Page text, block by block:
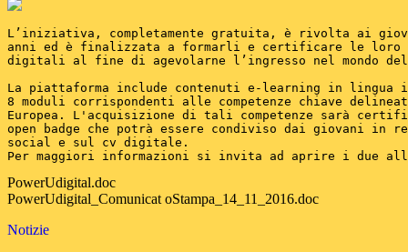
L’iniziativa, completamente gratuita, è rivolta ai
anni ed è finalizzata a formarli e certificare le loro
digitali al fine di agevolarne l’ingresso nel mondo
La piattaforma include contenuti e-learning in lingua
8 moduli corrispondenti alle competenze chiave
Europea. L'acquisizione di tali competenze sarà
open badge che potrà essere condiviso dai giovani
social e sul cv digitale.
Per maggiori informazioni si invita ad aprire i due
PowerUdigital.doc
PowerUdigital_Comunicat oStampa_14_11_2016.doc
Notizie